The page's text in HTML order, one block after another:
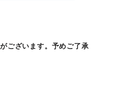
ございます。予めご了承